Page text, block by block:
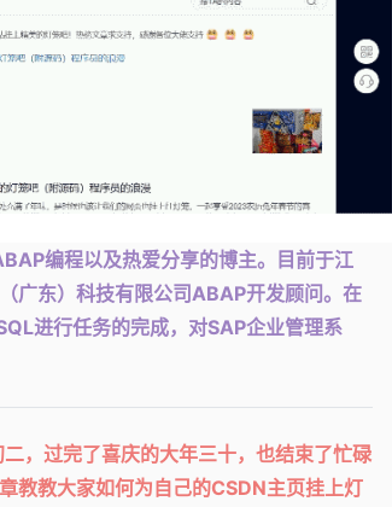
编程以及热爱分享的博主。目前于江
广东）科技有限公司ABAP开发顾问。在
进行任务的完成，对SAP企业管理系
，过完了喜庆的大年三十，也结束了忙碌
教教大家如何为自己的CSDN主页挂上灯